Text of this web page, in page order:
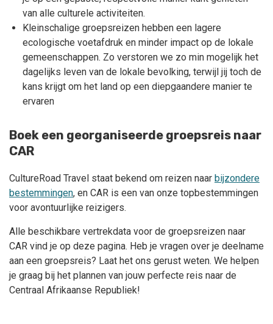
van alle culturele activiteiten.
Kleinschalige groepsreizen hebben een lagere
ecologische voetafdruk en minder impact op de lokale
gemeenschappen. Zo verstoren we zo min mogelijk het
dagelijks leven van de lokale bevolking, terwijl jij toch de
kans krijgt om het land op een diepgaandere manier te
ervaren
Boek een georganiseerde groepsreis naar
CAR
CultureRoad Travel staat bekend om reizen naar bijzondere
bestemmingen, en CAR is een van onze topbestemmingen
voor avontuurlijke reizigers.
Alle beschikbare vertrekdata voor de groepsreizen naar
CAR vind je op deze pagina. Heb je vragen over je deelname
aan een groepsreis? Laat het ons gerust weten. We helpen
je graag bij het plannen van jouw perfecte reis naar de
Centraal Afrikaanse Republiek!